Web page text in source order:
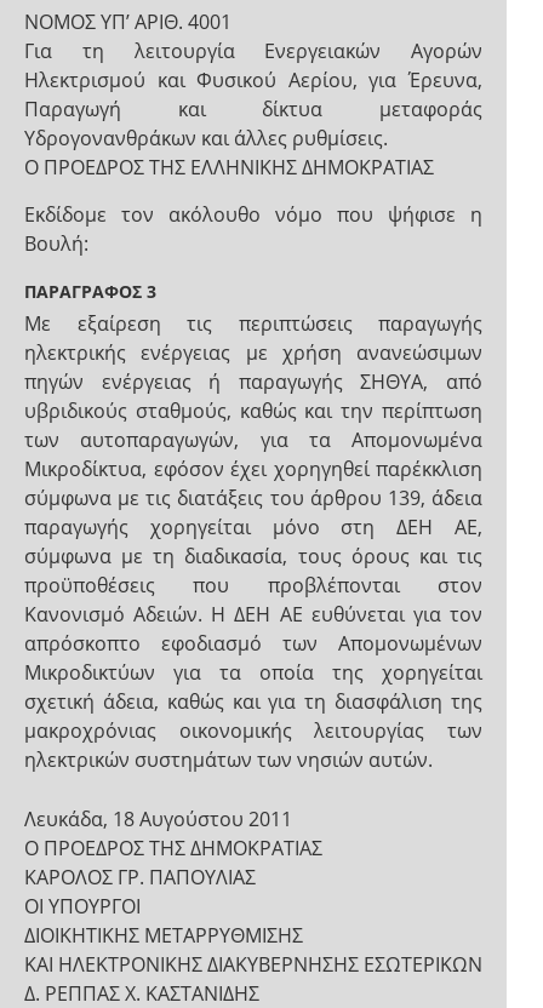
NOMOΣ ΥΠ’ ΑΡΙΘ. 4001
Για τη λειτουργία Ενεργειακών Αγορών
Ηλεκτρισμού και Φυσικού Αερίου, για Έρευνα,
Παραγωγή και δίκτυα μεταφοράς
Υδρογονανθράκων και άλλες ρυθμίσεις.
Ο ΠΡΟΕΔΡΟΣ ΤΗΣ ΕΛΛΗΝΙΚΗΣ ΔΗΜΟΚΡΑΤΙΑΣ
Εκδίδομε τον ακόλουθο νόμο που ψήφισε η
Βουλή:
ΠΑΡΑΓΡΑΦΟΣ 3
Με εξαίρεση τις περιπτώσεις παραγωγής
ηλεκτρικής ενέργειας με χρήση ανανεώσιμων
πηγών ενέργειας ή παραγωγής ΣΗΘΥΑ, από
υβριδικούς σταθμούς, καθώς και την περίπτωση
των αυτοπαραγωγών, για τα Απομονωμένα
Μικροδίκτυα, εφόσον έχει χορηγηθεί παρέκκλιση
σύμφωνα με τις διατάξεις του άρθρου 139, άδεια
παραγωγής χορηγείται μόνο στη ΔΕΗ ΑΕ,
σύμφωνα με τη διαδικασία, τους όρους και τις
προϋποθέσεις που προβλέπονται στον
Κανονισμό Αδειών. Η ΔΕΗ ΑΕ ευθύνεται για τον
απρόσκοπτο εφοδιασμό των Απομονωμένων
Μικροδικτύων για τα οποία της χορηγείται
σχετική άδεια, καθώς και για τη διασφάλιση της
μακροχρόνιας οικονομικής λειτουργίας των
ηλεκτρικών συστημάτων των νησιών αυτών.
Λευκάδα, 18 Αυγούστου 2011
Ο ΠΡΟΕΔΡΟΣ ΤΗΣ ΔΗΜΟΚΡΑΤΙΑΣ
ΚΑΡΟΛΟΣ ΓΡ. ΠΑΠΟΥΛΙΑΣ
ΟΙ ΥΠΟΥΡΓΟΙ
ΔΙΟΙΚΗΤΙΚΗΣ ΜΕΤΑΡΡΥΘΜΙΣΗΣ
ΚΑΙ ΗΛΕΚΤΡΟΝΙΚΗΣ ΔΙΑΚΥΒΕΡΝΗΣΗΣ ΕΣΩΤΕΡΙΚΩΝ
Δ. ΡΕΠΠΑΣ Χ. ΚΑΣΤΑΝΙΔΗΣ